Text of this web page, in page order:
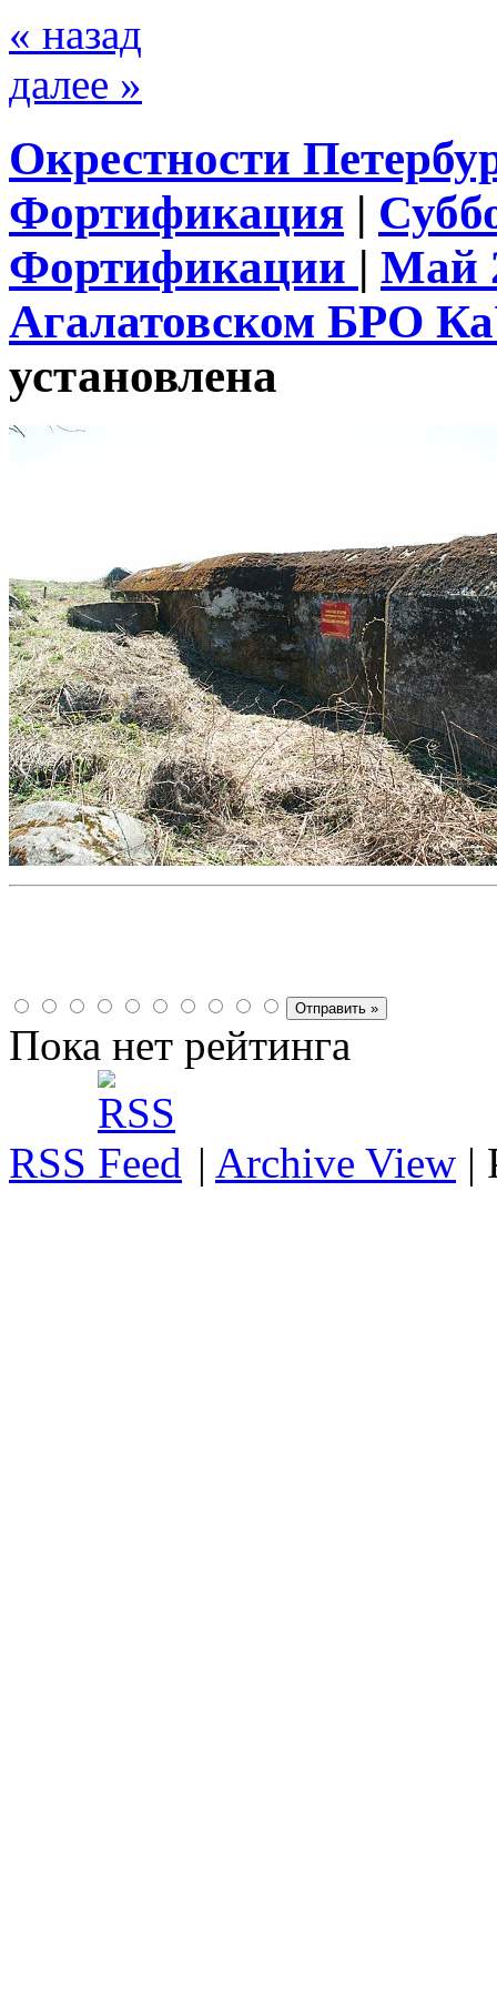
« назад
далее »
Окрестности
Фортификация |
Фортификации | Май
Агалатовском БРО
установлена
Пока нет рейтинга
RSS | Archive View |